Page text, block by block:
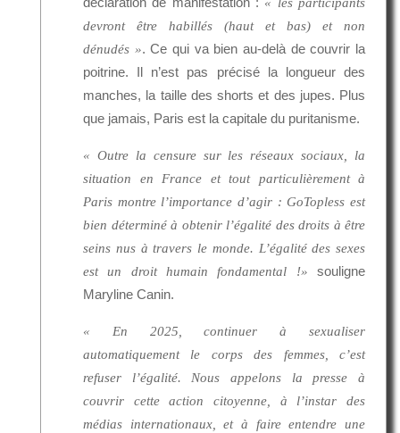
« les participants
devront être habillés (haut et bas) et non
dénudés ». Ce qui va bien au-delà de couvrir la
poitrine. Il n’est pas précisé la longueur des
manches, la taille des shorts et des jupes. Plus
que jamais, Paris est la capitale du puritanisme.
« Outre la censure sur les réseaux sociaux, la
situation en France et tout particulièrement à
Paris montre l’importance d’agir : GoTopless est
bien déterminé à obtenir l’égalité des droits à être
seins nus à travers le monde. L’égalité des sexes
est un droit humain fondamental !» souligne
Maryline Canin.
« En 2025, continuer à sexualiser
automatiquement le corps des femmes, c’est
refuser l’égalité. Nous appelons la presse à
couvrir cette action citoyenne, à l’instar des
médias internationaux, et à faire entendre une